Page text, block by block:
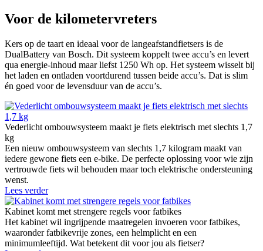
Voor de kilometervreters
Kers op de taart en ideaal voor de langeafstandfietsers is de
DualBattery van Bosch. Dit systeem koppelt twee accu’s en levert
qua energie-inhoud maar liefst 1250 Wh op. Het systeem wisselt bij
het laden en ontladen voortdurend tussen beide accu’s. Dat is slim
én goed voor de levensduur van de accu’s.
Vederlicht ombouwsysteem maakt je fiets elektrisch met slechts 1,7
kg
Een nieuw ombouwsysteem van slechts 1,7 kilogram maakt van
iedere gewone fiets een e-bike. De perfecte oplossing voor wie zijn
vertrouwde fiets wil behouden maar toch elektrische ondersteuning
wenst.
Lees verder
Kabinet komt met strengere regels voor fatbikes
Het kabinet wil ingrijpende maatregelen invoeren voor fatbikes,
waaronder fatbikevrije zones, een helmplicht en een
minimumleeftijd. Wat betekent dit voor jou als fietser?